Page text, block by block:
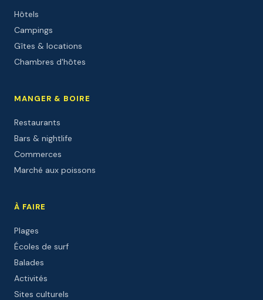
Hôtels
Campings
Gîtes & locations
Chambres d'hôtes
MANGER & BOIRE
Restaurants
Bars & nightlife
Commerces
Marché aux poissons
À FAIRE
Plages
Écoles de surf
Balades
Activités
Sites culturels